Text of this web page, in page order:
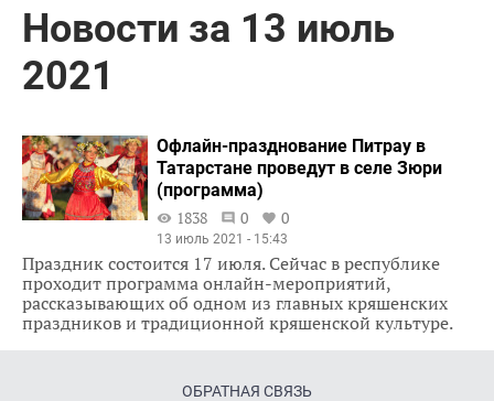
Новости за 13 июль
2021
Офлайн-празднование Питрау в
Татарстане проведут в селе Зюри
(программа)
1838
0 0
13 июль 2021 - 15:43
Праздник состоится 17 июля. Сейчас в республике
проходит программа онлайн-мероприятий,
рассказывающих об одном из главных кряшенских
праздников и традиционной кряшенской культуре.
ОБРАТНАЯ СВЯЗЬ